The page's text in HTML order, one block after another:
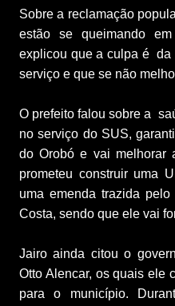
Sobre a reclamação
estão se queimando
explicou que a culpa é
serviço e que se não
O prefeito falou sobre a
no serviço do SUS,
do Orobó e vai melhorar
prometeu construir uma
uma emenda trazida
Costa, sendo que ele vai
Jairo ainda citou o
Otto Alencar, os quais ele
para o município.